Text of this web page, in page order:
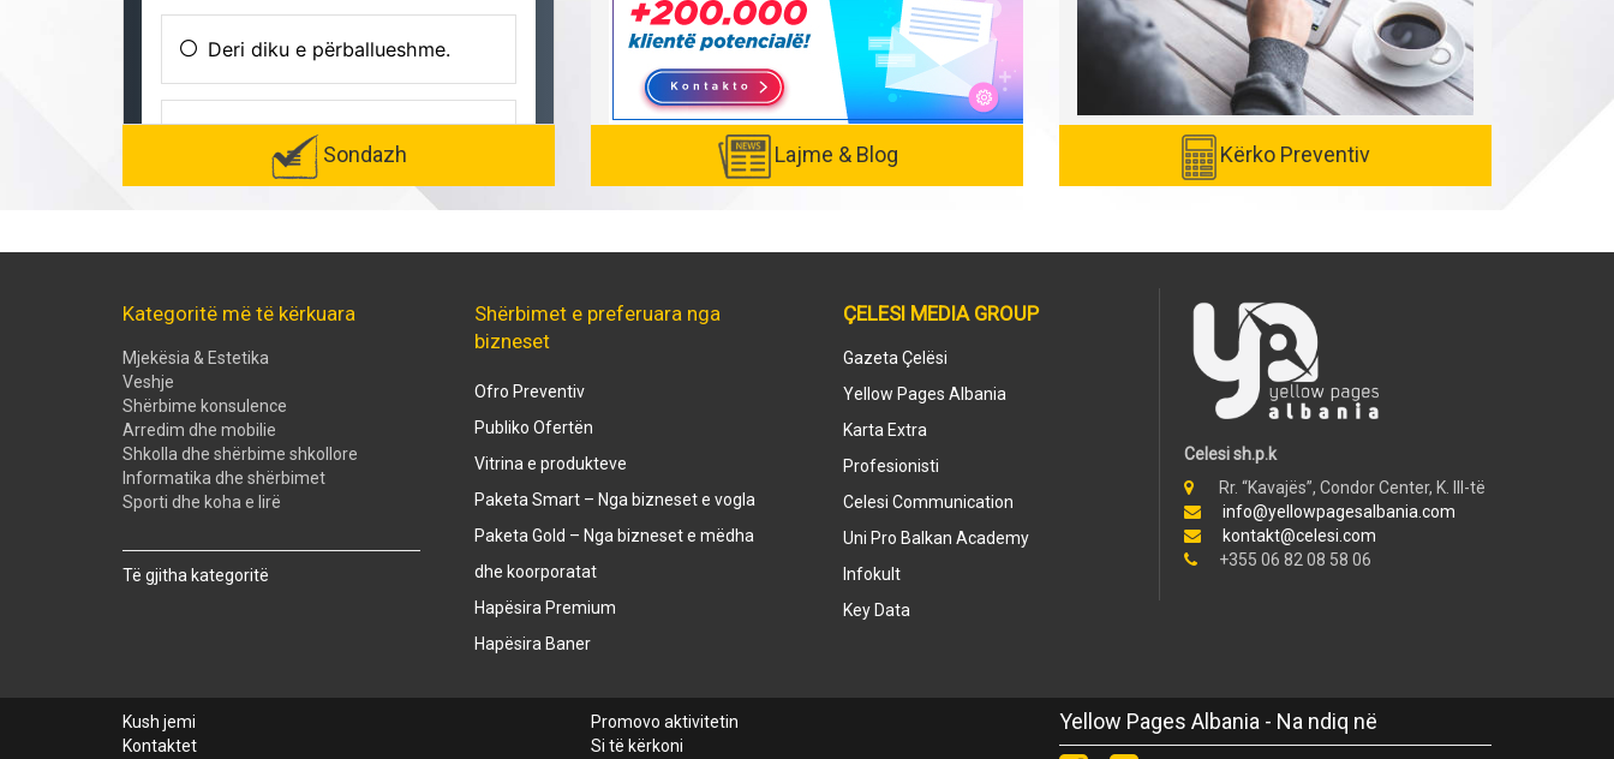
Sondazh Lajme & Blog Kërko Preventiv
Kategoritë më të kërkuara
Mjekësia & Estetika
Veshje
Shërbime konsulence
Arredim dhe mobilie
Shkolla dhe shërbime shkollore
Informatika dhe shërbimet
Sporti dhe koha e lirë
Të gjitha kategoritë
Shërbimet e preferuara nga
bizneset
Ofro Preventiv
Publiko Ofertën
Vitrina e produkteve
Paketa Smart – Nga bizneset e vogla
Paketa Gold – Nga bizneset e mëdha
dhe koorporatat
Hapësira Premium
Hapësira Baner
ÇELESI MEDIA GROUP
Gazeta Çelësi
Yellow Pages Albania
Karta Extra
Profesionisti
Celesi Communication
Uni Pro Balkan Academy
Infokult
Key Data
Celesi sh.p.k
Rr. “Kavajës”, Condor Center, K. III-të
info@yellowpagesalbania.com
kontakt@celesi.com
+355 06 82 08 58 06
Kush jemi
Kontaktet
Promovo aktivitetin
Si të kërkoni
Yellow Pages Albania - Na ndiq në